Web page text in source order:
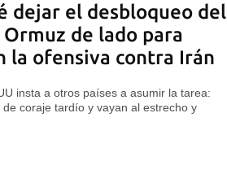
dejar el desbloqueo del
de lado para
la ofensiva contra Irán
insta a otros países a asumir la tarea:
coraje tardío y vayan al estrecho y